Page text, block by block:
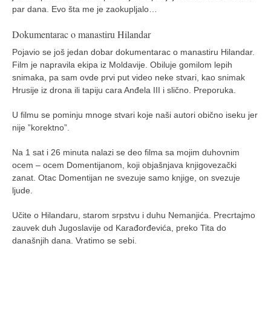
Okinava karate
najnovije na blogu
moje beleške
istorija karatea
bubishi
kihon
naihanchi
kushanku
temashiwari
kobudo
par dana. Evo šta me je zaokupljalo…
Dokumentarac o manastiru Hilandar
Pojavio se još jedan dobar dokumentarac o manastiru Hilandar.
Film je napravila ekipa iz Moldavije. Obiluje gomilom lepih
snimaka, pa sam ovde prvi put video neke stvari, kao snimak
Hrusije iz drona ili tapiju cara Anđela III i slično. Preporuka.
U filmu se pominju mnoge stvari koje naši autori obično iseku jer
nije ”korektno”.
Na 1 sat i 26 minuta nalazi se deo filma sa mojim duhovnim
ocem – ocem Domentijanom, koji objašnjava knjigovezački
zanat. Otac Domentijan ne svezuje samo knjige, on svezuje
ljude.
Učite o Hilandaru, starom srpstvu i duhu Nemanjića. Precrtajmo
zauvek duh Jugoslavije od Karađorđevića, preko Tita do
današnjih dana. Vratimo se sebi.